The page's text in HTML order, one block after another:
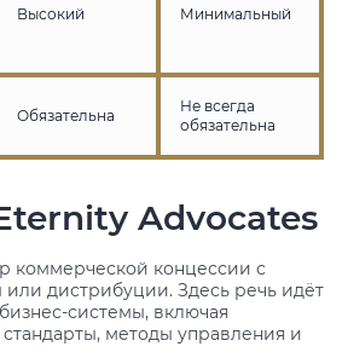
Высокий Минимальный
Обязательна
Не всегда
обязательна
Advocates
коммерческой концессии с
дистрибуции. Здесь речь идёт
системы, включая
методы управления и